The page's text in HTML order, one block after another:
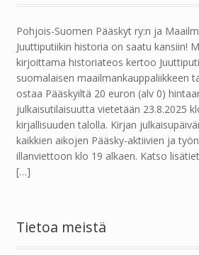
Pohjois-Suomen Pääskyt ry:n ja
Juuttiputiikin historia on saatu kansiin!
kirjoittama historiateos kertoo
suomalaisen maailmankauppaliikkeen
ostaa Pääskyiltä 20 euron (alv 0)
julkaisutilaisuutta vietetään 23.8.2025
kirjallisuuden talolla. Kirjan
kaikkien aikojen Pääsky-aktiivien ja
illanviettoon klo 19 alkaen. Katso
[…]
Tietoa meistä